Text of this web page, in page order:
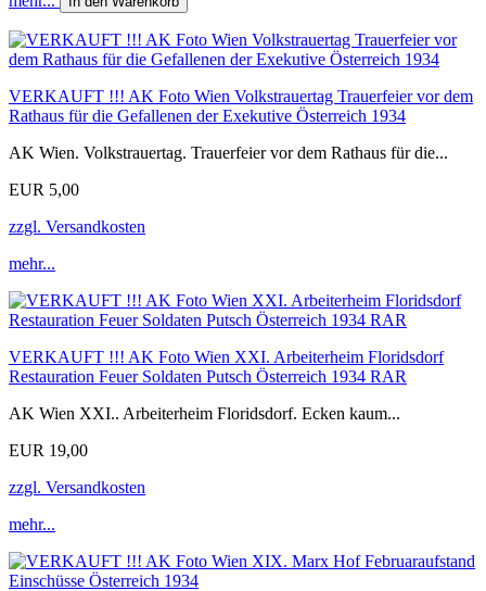
VERKAUFT !!! AK Foto Wien Volkstrauertag Trauerfeier vor dem
Rathaus für die Gefallenen der Exekutive Österreich 1934
AK Wien. Volkstrauertag. Trauerfeier vor dem Rathaus für die...
EUR 5,00
zzgl. Versandkosten
mehr...
VERKAUFT !!! AK Foto Wien XXI. Arbeiterheim Floridsdorf
Restauration Feuer Soldaten Putsch Österreich 1934 RAR
AK Wien XXI.. Arbeiterheim Floridsdorf. Ecken kaum...
EUR 19,00
zzgl. Versandkosten
mehr...